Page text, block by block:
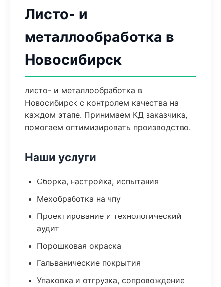
Листо- и
металлообработка в
Новосибирск
листо- и металлообработка в
Новосибирск с контролем качества на
каждом этапе. Принимаем КД заказчика,
помогаем оптимизировать производство.
Наши услуги
Сборка, настройка, испытания
Мехобработка на чпу
Проектирование и технологический
аудит
Порошковая окраска
Гальванические покрытия
Упаковка и отгрузка, сопровождение